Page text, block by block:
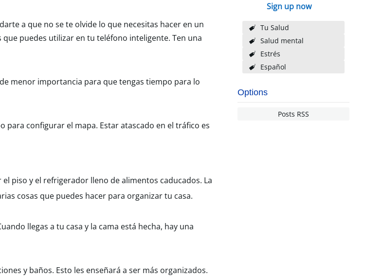
Sign up now
Tu Salud
Salud mental
Estrés
Español
Options
Posts RSS
a que no se te olvide lo que necesitas hacer en un
puedes utilizar en tu teléfono inteligente. Ten una
menor importancia para que tengas tiempo para lo
para configurar el mapa. Estar atascado en el tráfico es
piso y el refrigerador lleno de alimentos caducados. La
cosas que puedes hacer para organizar tu casa.
llegas a tu casa y la cama está hecha, hay una
y baños. Esto les enseñará a ser más organizados.